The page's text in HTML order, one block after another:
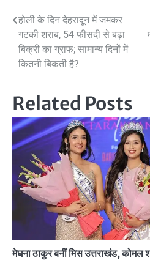
Post
navigation
होली के दिन देहरादून में जमकर
गटकी शराब, 54 फीसदी से बढ़ा
बिक्री का ग्राफ; सामान्य दिनों में
कितनी बिकती है?
Related Posts
मेघना ठाकुर बनीं मिस उत्तराखंड, कोमल